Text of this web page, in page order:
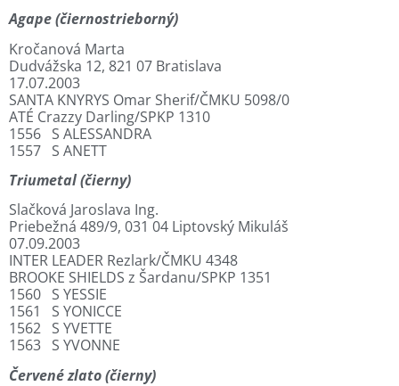
Agape (čiernostrieborný)
Kročanová Marta
Dudvážska 12, 821 07 Bratislava
17.07.2003
SANTA KNYRYS Omar Sherif/ČMKU 5098/0
ATÉ Crazzy Darling/SPKP 1310
1556 S ALESSANDRA
1557 S ANETT
Triumetal (čierny)
Slačková Jaroslava Ing.
Priebežná 489/9, 031 04 Liptovský Mikuláš
07.09.2003
INTER LEADER Rezlark/ČMKU 4348
BROOKE SHIELDS z Šardanu/SPKP 1351
1560 S YESSIE
1561 S YONICCE
1562 S YVETTE
1563 S YVONNE
Červené zlato (čierny)